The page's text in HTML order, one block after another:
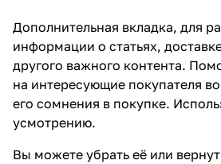
Дополнительная вкладка, для
информации о статьях,
другого важного контента.
на интересующие покупателя
его сомнения в покупке.
усмотрению.
Вы можете убрать её или